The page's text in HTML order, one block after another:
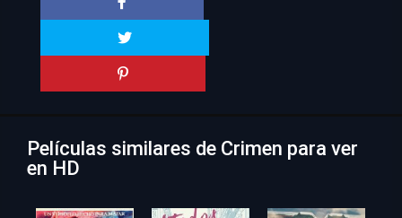
Películas similares de Crimen para ver
en HD